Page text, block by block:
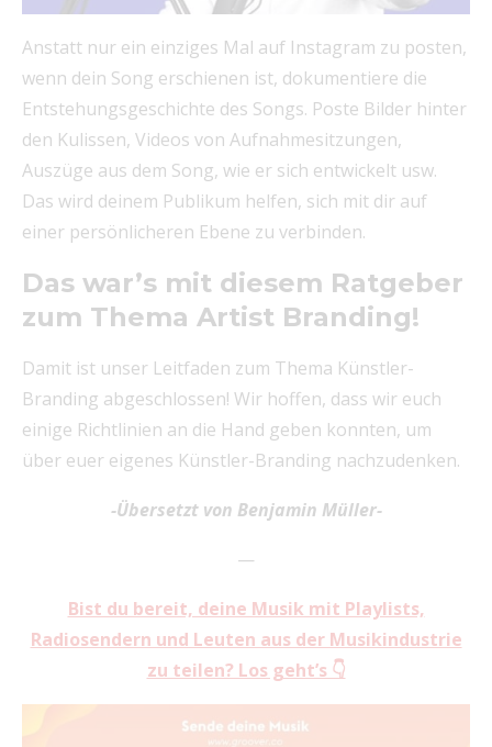
Anstatt nur ein einziges Mal auf Instagram zu posten,
wenn dein Song erschienen ist, dokumentiere die
Entstehungsgeschichte des Songs. Poste Bilder hinter
den Kulissen, Videos von Aufnahmesitzungen,
Auszüge aus dem Song, wie er sich entwickelt usw.
Das wird deinem Publikum helfen, sich mit dir auf
einer persönlicheren Ebene zu verbinden.
Das war’s mit diesem Ratgeber
zum Thema Artist Branding!
Damit ist unser Leitfaden zum Thema Künstler-
Branding abgeschlossen! Wir hoffen, dass wir euch
einige Richtlinien an die Hand geben konnten, um
über euer eigenes Künstler-Branding nachzudenken.
-Übersetzt von Benjamin Müller-
—
Bist du bereit, deine Musik mit Playlists,
Radiosendern und Leuten aus der Musikindustrie
zu teilen? Los geht’s 👇